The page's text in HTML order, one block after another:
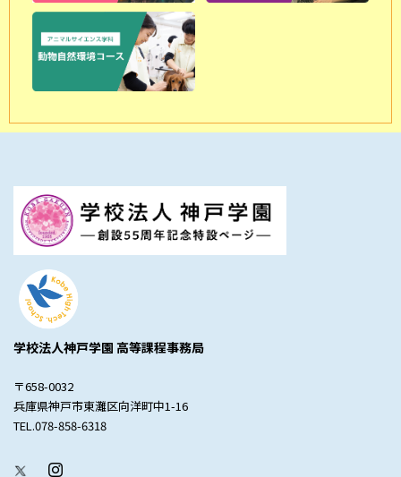
学校法人神戸学園 高等課程事務局
〒658-0032
兵庫県神戸市東灘区向洋町中1-16
TEL.078-858-6318